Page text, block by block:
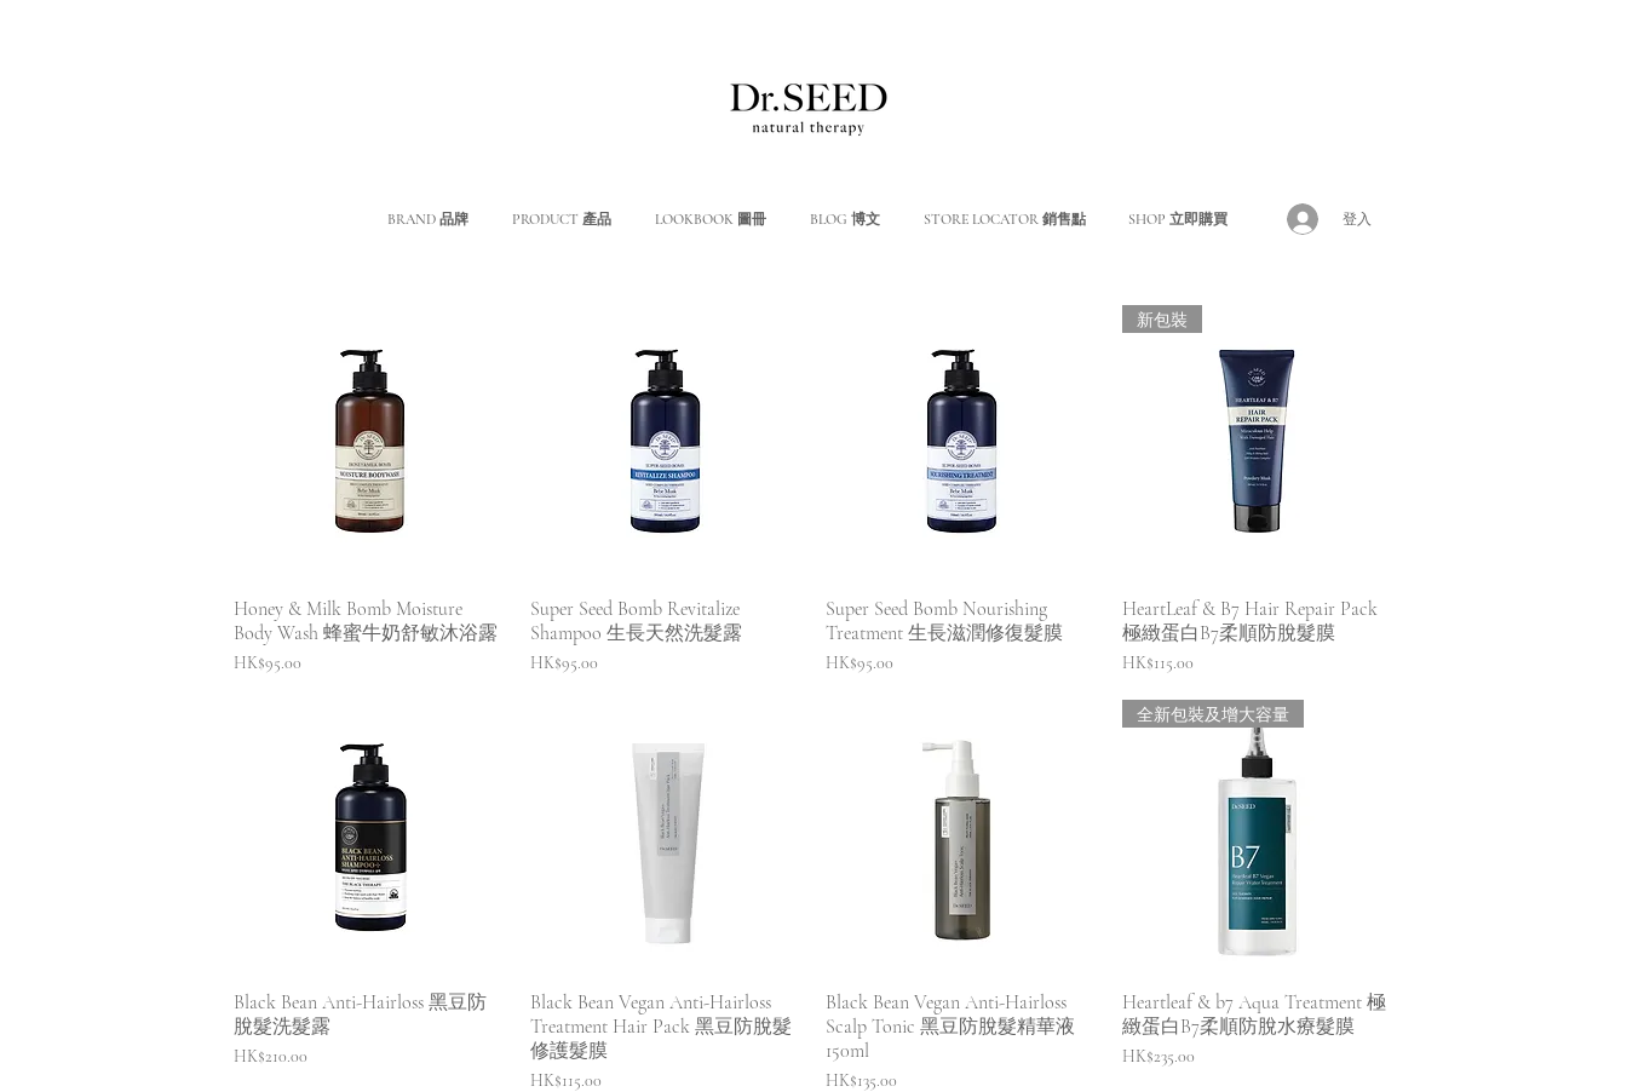
BRAND 品牌 PRODUCT 產品 LOOKBOOK 圖冊 BLOG 博文 STORE LOCATOR 銷售點 SHOP 立即購買 登入
快速瀏覽
Honey & Milk Bomb Moisture
Body Wash 蜂蜜牛奶舒敏沐浴露
價格
HK$95.00
快速瀏覽
Super Seed Bomb Revitalize
Shampoo 生長天然洗髮露
價格
HK$95.00
快速瀏覽
Super Seed Bomb Nourishing
Treatment 生長滋潤修復髮膜
價格
HK$95.00
快速瀏覽
新包裝
HeartLeaf & B7 Hair Repair Pack
極緻蛋白B7柔順防脫髮膜
價格
HK$115.00
快速瀏覽
Black Bean Anti-Hairloss 黑豆防
脫髮洗髮露
價格
HK$210.00
快速瀏覽
Black Bean Vegan Anti-Hairloss
Treatment Hair Pack 黑豆防脫髮
修護髮膜
價格
HK$115.00
快速瀏覽
Black Bean Vegan Anti-Hairloss
Scalp Tonic 黑豆防脫髮精華液
150ml
價格
HK$135.00
快速瀏覽
全新包裝及增大容量
Heartleaf & b7 Aqua Treatment 極
緻蛋白B7柔順防脫水療髮膜
價格
HK$235.00